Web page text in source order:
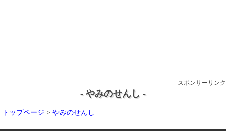
スポンサーリンク
- やみのせんし -
トップページ > やみのせんし